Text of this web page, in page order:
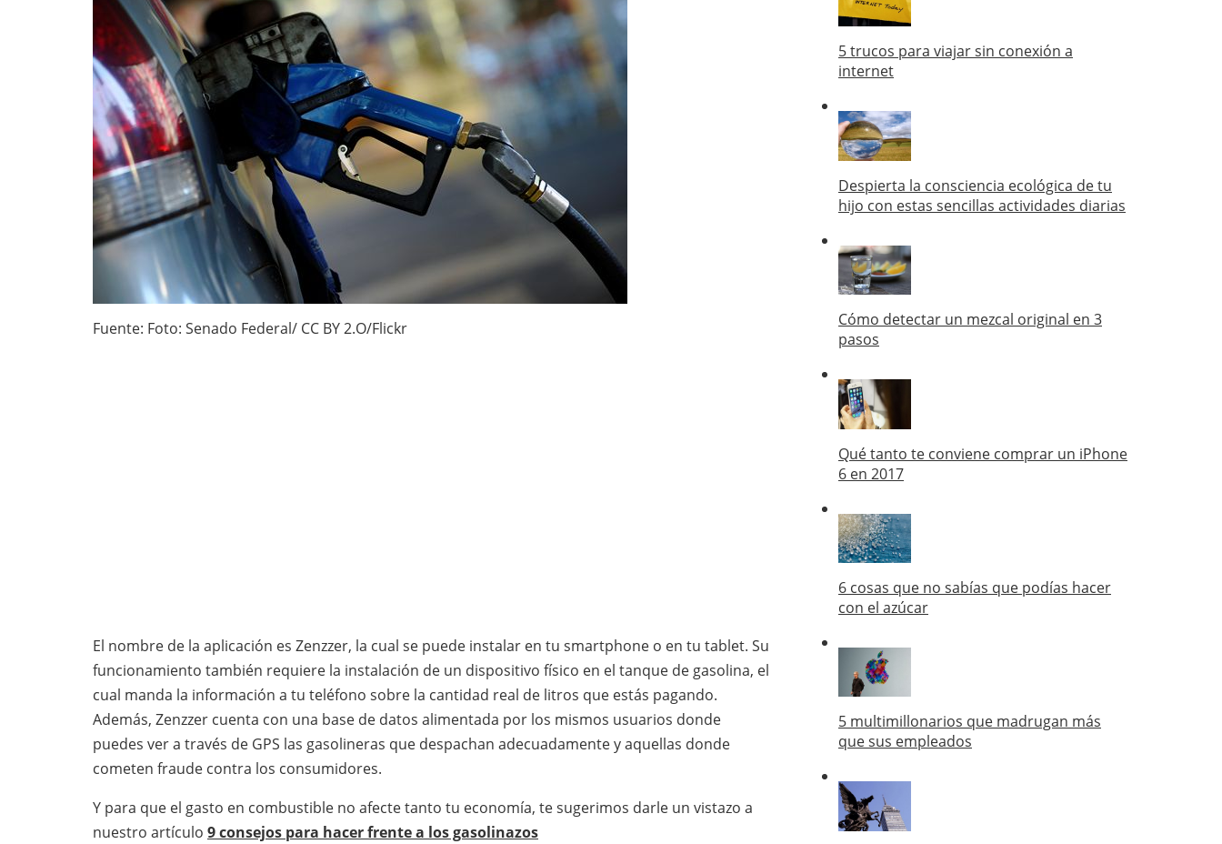
Fuente: Foto: Senado Federal/ CC BY 2.O/Flickr
El nombre de la aplicación es Zenzzer, la cual se puede instalar en tu smartphone o en tu tablet. Su
funcionamiento también requiere la instalación de un dispositivo físico en el tanque de gasolina, el
cual manda la información a tu teléfono sobre la cantidad real de litros que estás pagando.
Además, Zenzzer cuenta con una base de datos alimentada por los mismos usuarios donde
puedes ver a través de GPS las gasolineras que despachan adecuadamente y aquellas donde
cometen fraude contra los consumidores.
Y para que el gasto en combustible no afecte tanto tu economía, te sugerimos darle un vistazo a
nuestro artículo 9 consejos para hacer frente a los gasolinazos
5 trucos para viajar sin conexión a
internet
Despierta la consciencia ecológica de tu
hijo con estas sencillas actividades diarias
Cómo detectar un mezcal original en 3
pasos
Qué tanto te conviene comprar un iPhone
6 en 2017
6 cosas que no sabías que podías hacer
con el azúcar
5 multimillonarios que madrugan más
que sus empleados